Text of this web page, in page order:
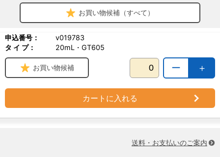
お買い物候補（すべて）
申込番号：
v019783
タ イ プ：
20mL・GT605
＋
ー
お買い物候補
カートに入れる
送料・お支払いのご案内